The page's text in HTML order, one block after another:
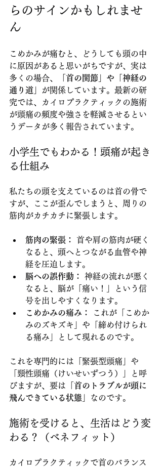
らのサインかもしれませ
ん
こめかみが痛むと、どうしても頭の中
に原因があると思いがちですが、実は
多くの場合、
「首の関節」や「神経の
通り道」
が関係しています。最新の研
究では、カイロプラクティックの施術
が頭痛の頻度や強さを軽減させるとい
うデータが多く報告されています。
小学生でもわかる！頭痛が起き
る仕組み
私たちの頭を支えているのは首の骨で
すが、ここが歪んでしまうと、周りの
筋肉がカチカチに緊張します。
筋肉の緊張：
首や肩の筋肉が硬く
なると、頭へとつながる血管や神
経を圧迫します。
脳への誤作動：
神経の流れが悪く
なると、脳が「痛い！」という信
号を出しやすくなります。
こめかみの痛み：
これが「こめか
みのズキズキ」や「締め付けられ
る痛み」として現れるのです。
これを専門的には「緊張型頭痛」や
「頸性頭痛（けいせいずつう）」と呼
びますが、要は 「首のトラブルが頭に
飛んできている状態」
なのです。
施術を受けると、生活はどう変
わる？（ベネフィット）
カイロプラクティックで首のバランス